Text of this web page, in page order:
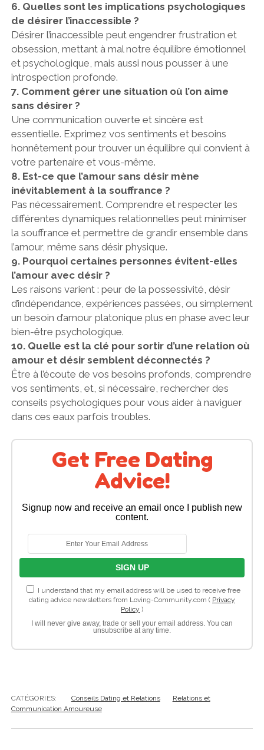
6. Quelles sont les implications psychologiques
de désirer l’inaccessible ?
Désirer l’inaccessible peut engendrer frustration et
obsession, mettant à mal notre équilibre émotionnel
et psychologique, mais aussi nous pousser à une
introspection profonde.
7. Comment gérer une situation où l’on aime
sans désirer ?
Une communication ouverte et sincère est
essentielle. Exprimez vos sentiments et besoins
honnêtement pour trouver un équilibre qui convient à
votre partenaire et vous-même.
8. Est-ce que l’amour sans désir mène
inévitablement à la souffrance ?
Pas nécessairement. Comprendre et respecter les
différentes dynamiques relationnelles peut minimiser
la souffrance et permettre de grandir ensemble dans
l’amour, même sans désir physique.
9. Pourquoi certaines personnes évitent-elles
l’amour avec désir ?
Les raisons varient : peur de la possessivité, désir
d’indépendance, expériences passées, ou simplement
un besoin d’amour platonique plus en phase avec leur
bien-être psychologique.
10. Quelle est la clé pour sortir d’une relation où
amour et désir semblent déconnectés ?
Être à l’écoute de vos besoins profonds, comprendre
vos sentiments, et, si nécessaire, rechercher des
conseils psychologiques pour vous aider à naviguer
dans ces eaux parfois troubles.
Get Free Dating
Advice!
Signup now and receive an email once I publish new
content.
I understand that my email address will be used to receive free
dating advice newsletters from Loving-Community.com ( Privacy
Policy )
I will never give away, trade or sell your email address. You can
unsubscribe at any time.
CATÉGORIES: Conseils Dating et Relations
Relations et
Communication Amoureuse